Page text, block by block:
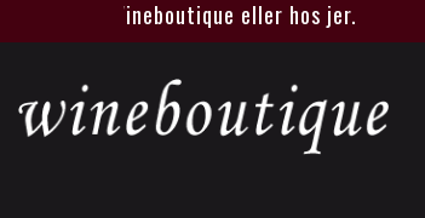
i Wineboutique eller hos jer.